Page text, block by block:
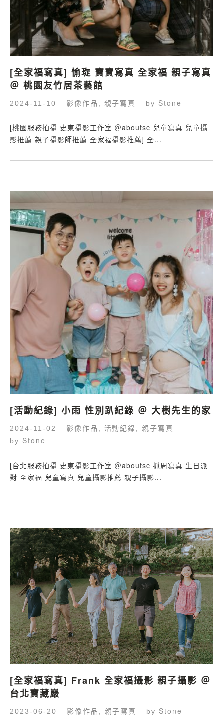
[全家福寫真] 愉琁 寶寶寫真 全家福 親子寫真
＠ 桃園友竹居茶藝館
2024-11-10 影像作品 親子寫真 by Stone
[桃園服務拍攝 史東攝影工作室 ＠aboutsc 兒童寫真 兒童攝
影推薦 親子攝影師推薦 全家福攝影推薦] 全...
[活動紀錄] 小雨 性別趴紀錄 ＠ 大樹先生的家
2024-11-02 影像作品 活動紀錄 親子寫真
by Stone
[台北服務拍攝 史東攝影工作室 ＠aboutsc 抓周寫真 生日派
對 全家福 兒童寫真 兒童攝影推薦 親子攝影...
[全家福寫真] Frank 全家福攝影 親子攝影 ＠
台北寶藏巖
2023-06-20 影像作品 親子寫真 by Stone